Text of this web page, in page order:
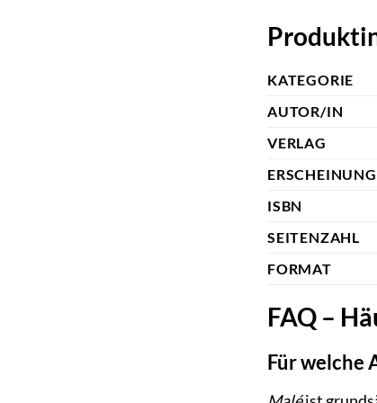
KATEGORIE
AUTOR/IN
VERLAG
ISBN
SEITENZAHL
FORMAT
FAQ –
Für welche